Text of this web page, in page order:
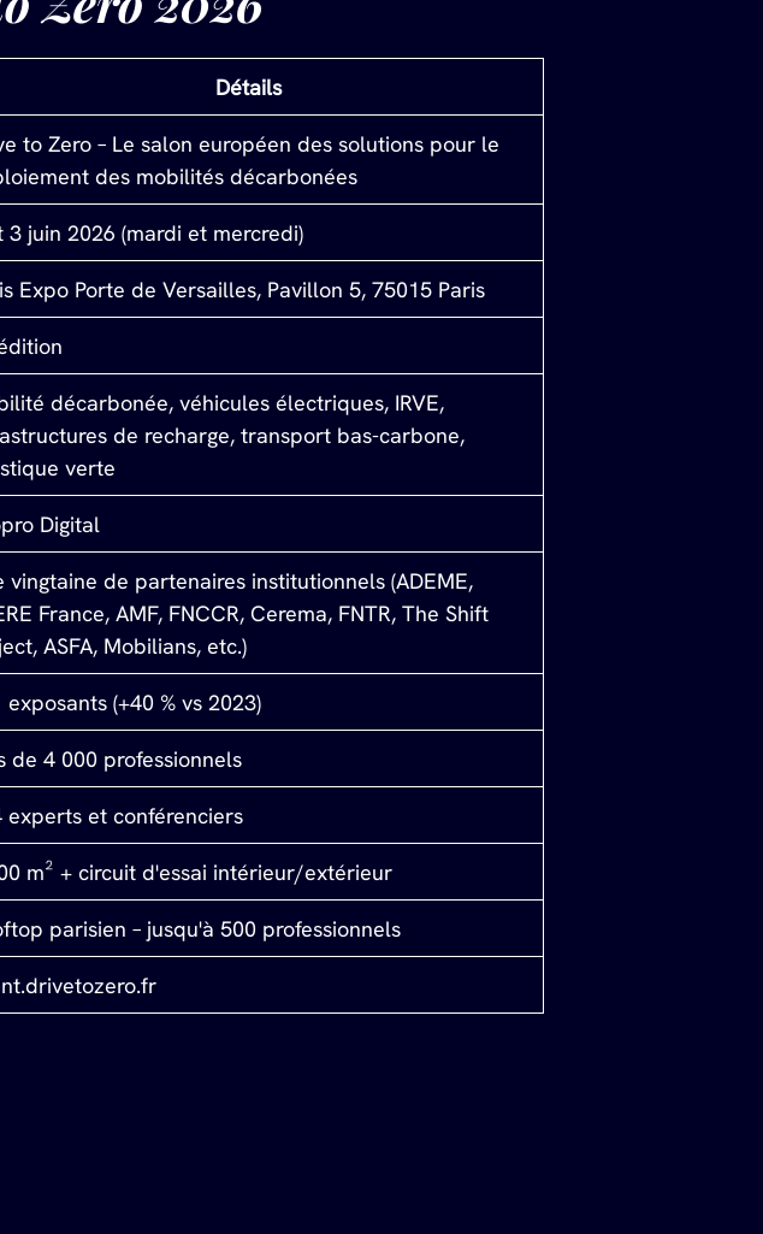
Détails
to Zero – Le salon européen des solutions pour le
des mobilités décarbonées
3 juin 2026 (mardi et mercredi)
Expo Porte de Versailles, Pavillon 5, 75015 Paris
décarbonée, véhicules électriques, IRVE,
de recharge, transport bas-carbone,
verte
Digital
vingtaine de partenaires institutionnels (ADEME,
France, AMF, FNCCR, Cerema, FNTR, The Shift
ASFA, Mobilians, etc.)
exposants (+40 % vs 2023)
de 4 000 professionnels
experts et conférenciers
m² + circuit d'essai intérieur/extérieur
parisien – jusqu'à 500 professionnels